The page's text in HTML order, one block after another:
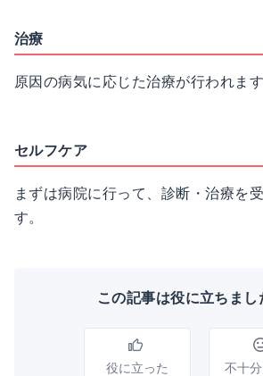
治療
原因の病気に応じた治療が行われます
セルフケア
まずは病院に行って、診断・治療を
す。
この記事は役に立ちまし
役に立った 不十